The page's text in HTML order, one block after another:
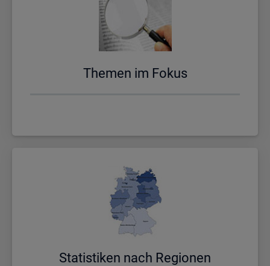
The­men im Fokus
Sta­tis­ti­ken nach Re­gio­nen